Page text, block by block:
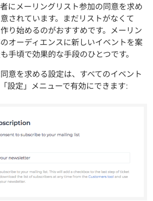
にメーリングリスト参加の同意を求め
されています。まだリストがなくて
り始めるのがおすすめです。メーリン
オーディエンスに新しいイベントを案
手頃で効果的な手段のひとつです。
意を求める設定は、すべてのイベント
設定」メニューで有効にできます: